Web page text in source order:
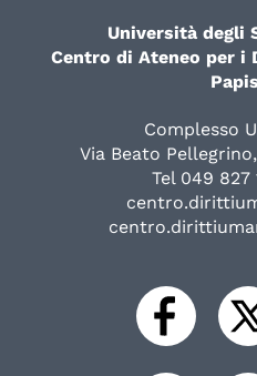
Università degli
Centro di Ateneo per i
Complesso
Via Beato
Tel 049 827